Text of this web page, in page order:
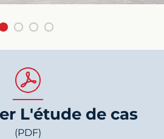
L'étude de cas
(PDF)